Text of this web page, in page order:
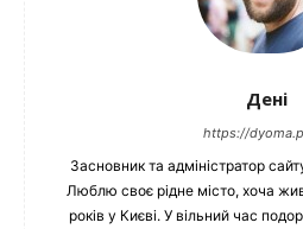
Дені
https://
Засновник та адміністратор
Люблю своє рідне місто, хоча
років у Києві. У вільний час